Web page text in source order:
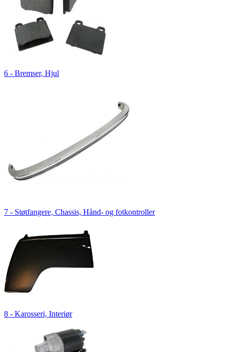
6 - Bremser, Hjul
7 - Støtfangere, Chassis, Hånd- og fotkontroller
8 - Karosseri, Interiør